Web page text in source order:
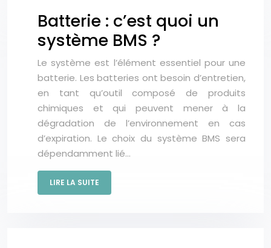
Batterie : c’est quoi un
système BMS ?
Le système est l’élément essentiel pour une
batterie. Les batteries ont besoin d’entretien,
en tant qu’outil composé de produits
chimiques et qui peuvent mener à la
dégradation de l’environnement en cas
d’expiration. Le choix du système BMS sera
dépendamment lié…
LIRE LA SUITE